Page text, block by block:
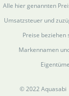
Alle hier genannten
Umsatzsteuer und
Preise beziehen
Markennamen
© 2022